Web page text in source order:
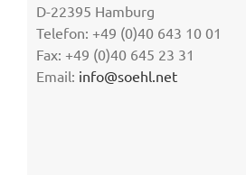
D-22395 Hamburg
Telefon: +49 (0)40 643 10 01
Fax: +49 (0)40 645 23 31
Email: info@soehl.net